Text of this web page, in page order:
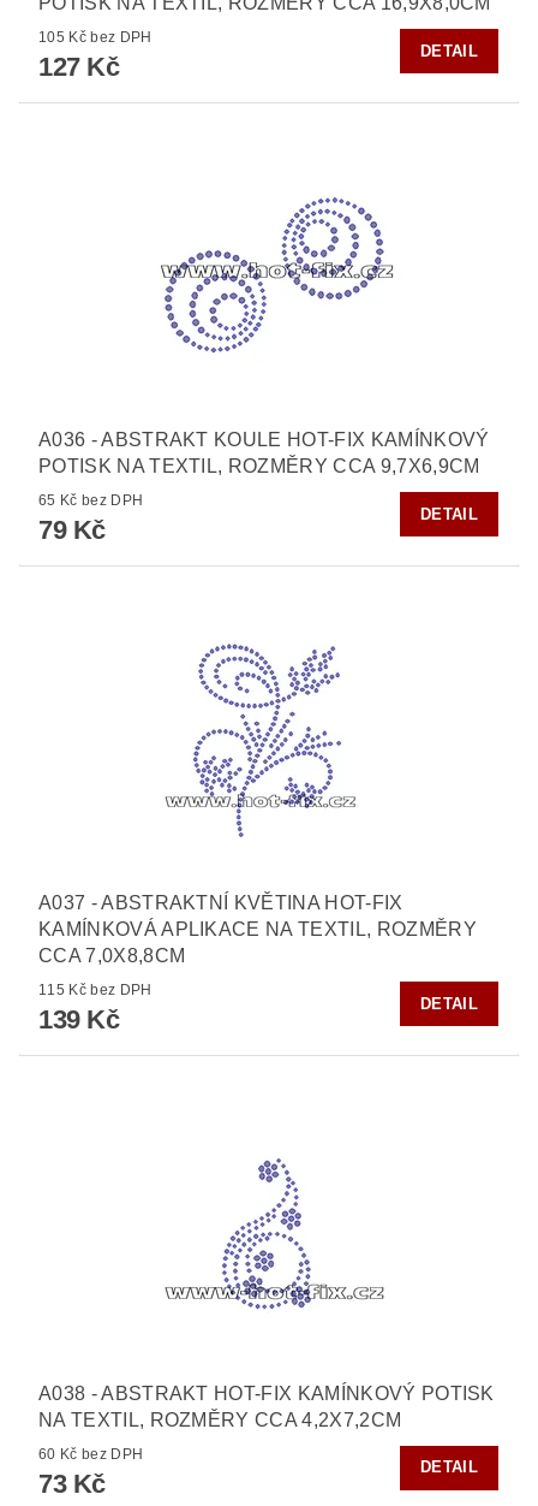
105 Kč bez DPH
127 Kč
DETAIL
A036 - ABSTRAKT KOULE HOT-FIX KAMÍNKOVÝ
POTISK NA TEXTIL, ROZMĚRY CCA 9,7X6,9CM
65 Kč bez DPH
79 Kč
DETAIL
A037 - ABSTRAKTNÍ KVĚTINA HOT-FIX
KAMÍNKOVÁ APLIKACE NA TEXTIL, ROZMĚRY
CCA 7,0X8,8CM
115 Kč bez DPH
139 Kč
DETAIL
A038 - ABSTRAKT HOT-FIX KAMÍNKOVÝ POTISK
NA TEXTIL, ROZMĚRY CCA 4,2X7,2CM
60 Kč bez DPH
73 Kč
DETAIL